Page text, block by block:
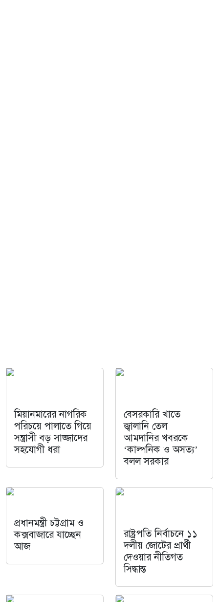
মিয়ানমারের নাগরিক
পরিচয়ে পালাতে গিয়ে
সন্ত্রাসী বড় সাজ্জাদের
সহযোগী ধরা
বেসরকারি খাতে
জ্বালানি তেল
আমদানির খবরকে
‘কাল্পনিক ও অসত্য’
বলল সরকার
প্রধানমন্ত্রী চট্টগ্রাম ও
কক্সবাজারে যাচ্ছেন
আজ
রাষ্ট্রপতি নির্বাচনে ১১
দলীয় জোটের প্রার্থী
দেওয়ার নীতিগত
সিদ্ধান্ত